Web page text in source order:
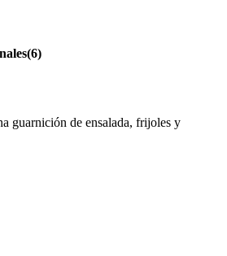
guarnición de ensalada, frijoles y